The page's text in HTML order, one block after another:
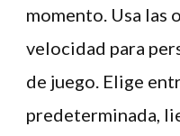
momento. Usa las
velocidad para
de juego. Elige
predeterminada,